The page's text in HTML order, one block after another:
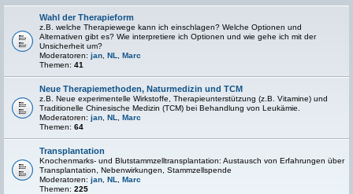
Wahl der Therapieform
z.B. welche Therapiewege kann ich einschlagen? Welche Optionen und
Alternativen gibt es? Wie interpretiere ich Optionen und wie gehe ich mit der
Unsicherheit um?
Moderatoren: jan NL
Marc
Themen: 41
Neue Therapiemethoden, Naturmedizin und TCM
z.B. Neue experimentelle Wirkstoffe, Therapieunterstützung (z.B. Vitamine) und
Traditionelle Chinesische Medizin (TCM) bei Behandlung von Leukämie.
Moderatoren: jan NL
Marc
Themen: 64
Transplantation
Knochenmarks- und Blutstammzelltransplantation: Austausch von Erfahrungen über
Transplantation, Nebenwirkungen, Stammzellspende
Moderatoren: jan NL
Marc
Themen: 225